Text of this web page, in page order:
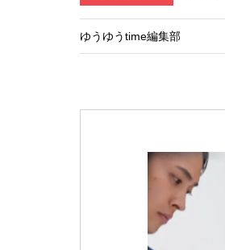
ゆうゆうtime編集部